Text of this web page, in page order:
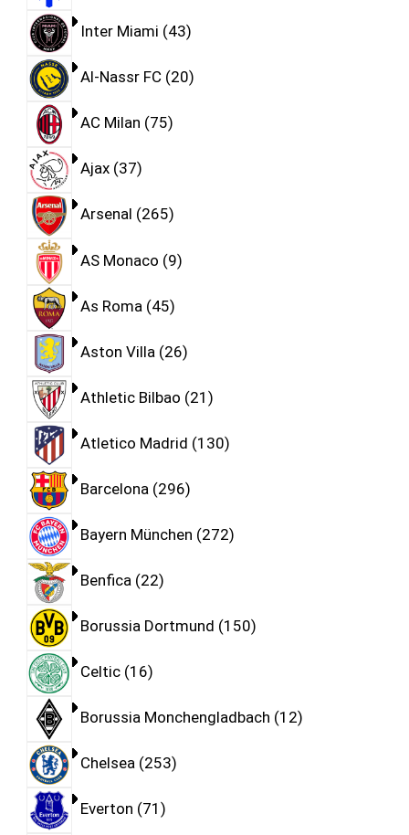
Inter Miami 43
Al-Nassr FC 20
AC Milan 75
Ajax 37
Arsenal 265
AS Monaco 9
As Roma 45
Aston Villa 26
Athletic Bilbao 21
Atletico Madrid 130
Barcelona 296
Bayern München 272
Benfica 22
Borussia Dortmund 150
Celtic 16
Borussia Monchengladbach 12
Chelsea 253
Everton 71